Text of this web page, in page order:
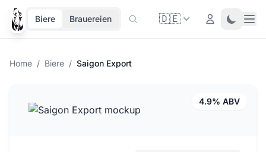
Biere Brauereien 🇩🇪 Login Toggle
Home / Biere / Saigon Export
4.9% ABV